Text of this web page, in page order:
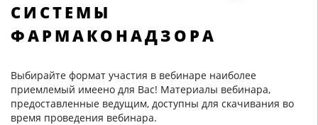
СИСТЕМЫ
ФАРМАКОНАДЗОРА
Выбирайте формат участия в вебинаре наиболее
приемлемый имеено для Вас! Материалы вебинара,
предоставленные ведущим, доступны для скачивания во
время проведения вебинара.